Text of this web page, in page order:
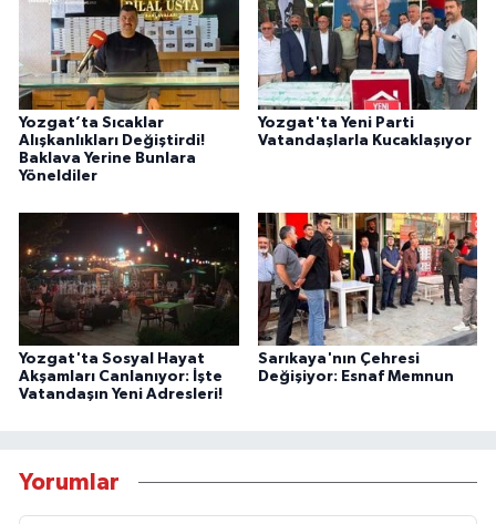
Yozgat’ta Sıcaklar
Alışkanlıkları Değiştirdi!
Baklava Yerine Bunlara
Yöneldiler
Yozgat'ta Yeni Parti
Vatandaşlarla Kucaklaşıyor
Yozgat'ta Sosyal Hayat
Akşamları Canlanıyor: İşte
Vatandaşın Yeni Adresleri!
Sarıkaya'nın Çehresi
Değişiyor: Esnaf Memnun
Yorumlar